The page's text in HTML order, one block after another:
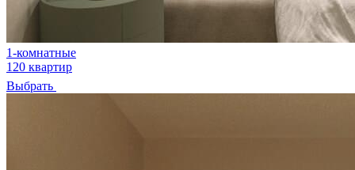
1-комнатные
120 квартир
Выбрать